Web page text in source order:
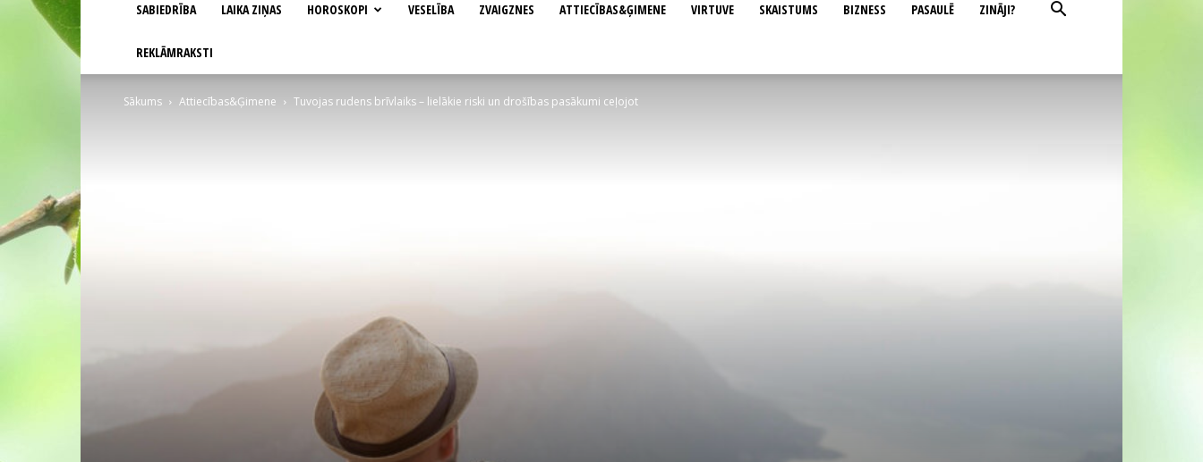
SABIEDRĪBA LAIKA ZIŅAS HOROSKOPI VESELĪBA ZVAIGZNES ATTIECĪBAS&ĢIMENE VIRTUVE SKAISTUMS BIZNESS PASAULĒ ZINĀJI?
REKLĀMRAKSTI
Sākums Attiecības&Ģimene Tuvojas rudens brīvlaiks – lielākie riski un drošības pasākumi ceļojot